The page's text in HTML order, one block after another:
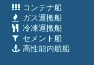
コンテナ船
ガス運搬船
冷凍運搬船
セメント船
高性能内航船